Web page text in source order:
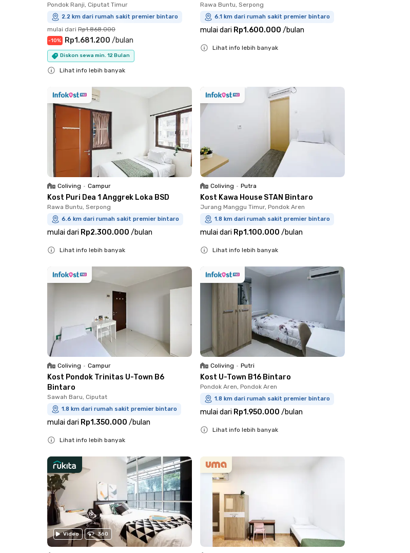
Pondok Ranji, Ciputat Timur
2.2 km dari rumah sakit premier bintaro
mulai dari Rp1.868.000
-10% Rp1.681.200 /bulan
Diskon sewa min. 12 Bulan
Lihat info lebih banyak
Rawa Buntu, Serpong
6.1 km dari rumah sakit premier bintaro
mulai dari Rp1.600.000 /bulan
Lihat info lebih banyak
Coliving • Campur
Kost Puri Dea 1 Anggrek Loka BSD
Rawa Buntu, Serpong
6.6 km dari rumah sakit premier bintaro
mulai dari Rp2.300.000 /bulan
Lihat info lebih banyak
Coliving • Putra
Kost Kawa House STAN Bintaro
Jurang Manggu Timur, Pondok Aren
1.8 km dari rumah sakit premier bintaro
mulai dari Rp1.100.000 /bulan
Lihat info lebih banyak
Coliving • Campur
Kost Pondok Trinitas U-Town B6
Bintaro
Sawah Baru, Ciputat
1.8 km dari rumah sakit premier bintaro
mulai dari Rp1.350.000 /bulan
Lihat info lebih banyak
Coliving • Putri
Kost U-Town B16 Bintaro
Pondok Aren, Pondok Aren
1.8 km dari rumah sakit premier bintaro
mulai dari Rp1.950.000 /bulan
Lihat info lebih banyak
Video 360